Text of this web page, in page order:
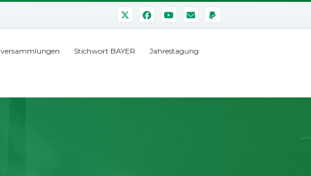
Stichwort BAYER Jahrestagung